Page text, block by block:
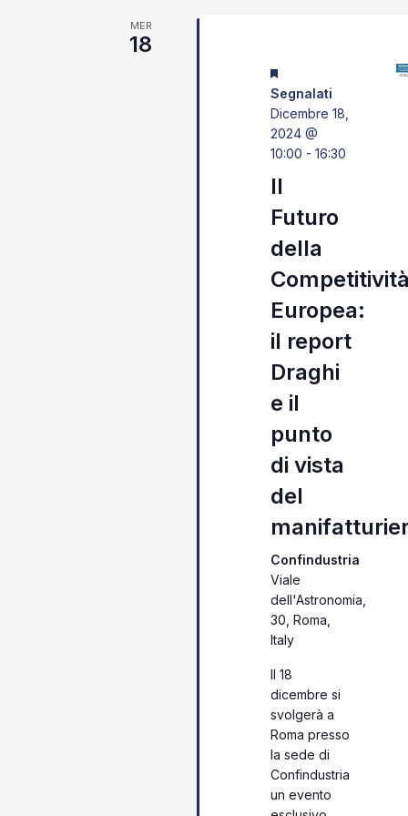
MER
18
Segnalati
Dicembre 18,
2024 @
10:00 -16:30
Il
Futuro
della
Europea:
il report
Draghi
e il
punto
di vista
del
Confindustria
Viale
dell'Astronomia,
30, Roma,
Italy
Il 18
dicembre si
svolgerà a
Roma presso
la sede di
Confindustria
un evento